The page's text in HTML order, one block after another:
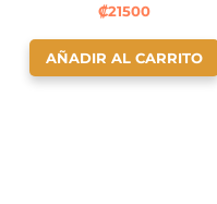
₡21500
AÑADIR AL CARRITO